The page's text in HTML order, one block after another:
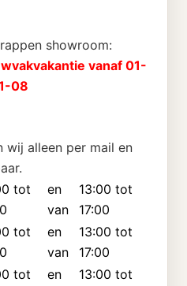
showroom:
vanaf 01-
08
wij alleen per mail en
tot
en
van
13:00 tot
17:00
tot
en
van
13:00 tot
17:00
tot
en
13:00 tot